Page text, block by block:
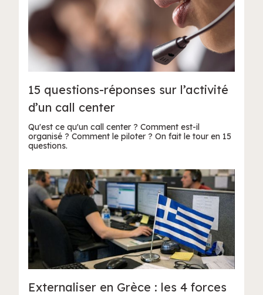
15 questions-réponses sur l’activité
d’un call center
Qu'est ce qu'un call center ? Comment est-il
organisé ? Comment le piloter ? On fait le tour en 15
questions.
Externaliser en Grèce : les 4 forces